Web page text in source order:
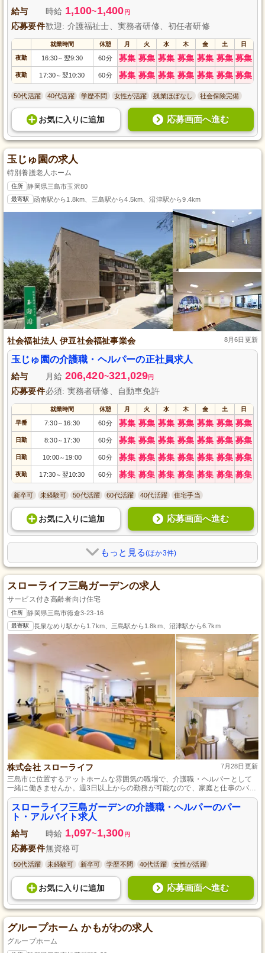
給与 時給 1,100~1,400 円
応募要件歓迎: 介護福祉士、実務者研修、初任者研修
就業時間 休憩 月 火 水 木 金 土 日
夜勤 16:30～ 翌9:30 60分 募集 募集 募集 募集 募集 募集 募集
夜勤 17:30～ 翌10:30 60分 募集 募集 募集 募集 募集 募集 募集
50代活躍 40代活躍 学歴不問 女性が活躍 残業ほぼなし 社会保険完備
お気に入り に追加 応募画面へ進む
玉じゅ園の求人
特別養護老人ホーム
住所 静岡県三島市玉沢80
最寄駅 函南駅から1.8km、三島駅から4.5km、沼津駅から9.4km
社会福祉法人 伊豆社会福祉事業会 8月6日更新
玉じゅ園の介護職・ヘルパーの正社員求人
給与 月給 206,420~321,029円
応募要件必須: 実務者研修、自動車免許
就業時間 休憩 月 火 水 木 金 土 日
早番 7:30～ 16:30 60分 募集 募集 募集 募集 募集 募集 募集
日勤 8:30～ 17:30 60分 募集 募集 募集 募集 募集 募集 募集
日勤 10:00～ 19:00 60分 募集 募集 募集 募集 募集 募集 募集
夜勤 17:30～ 翌10:30 60分 募集 募集 募集 募集 募集 募集 募集
新卒可 未経験可 50代活躍 60代活躍 40代活躍 住宅手当
お気に入り に追加 応募画面へ進む
もっと見る(ほか3件)
スローライフ三島ガーデンの求人
サービス付き高齢者向け住宅
住所 静岡県三島市徳倉3-23-16
最寄駅 長泉なめり駅から1.7km、三島駅から1.8km、沼津駅から6.7km
株式会社 スローライフ 7月28日更新
三島市に位置するアットホームな雰囲気の職場で、介護職・ヘルパーとして
一緒に働きませんか。週3日以上からの勤務が可能なので、家庭と仕事のバラ
ンスを保ちながら、食事介助や入浴介助など、高齢者のサポートに貢献でき
ます。臨時手当の支給もあり、頑張りがしっかりと評価される環境です。
スローライフ三島ガーデンの介護職・ヘルパーのパー
ト・アルバイト求人
給与 時給 1,097~1,300 円
応募要件無資格可
50代活躍 未経験可 新卒可 学歴不問 40代活躍 女性が活躍
お気に入り に追加 応募画面へ進む
グループホーム かもがわの求人
グループホーム